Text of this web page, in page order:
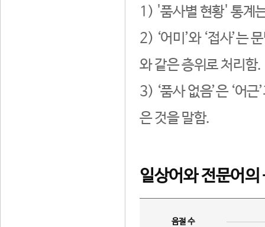
1) '품사별 현황' 통계
2) ‘어미’와 ‘접사’는
와 같은 층위로 처리함.
3) ‘품사 없음’은 ‘어
은 것을 말함.
일상어와 전문어의
음절 수